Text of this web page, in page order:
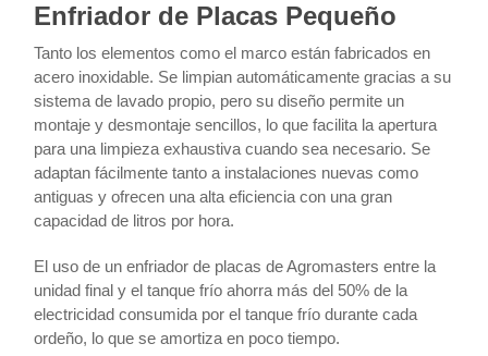
Enfriador de Placas Pequeño
Tanto los elementos como el marco están fabricados en
acero inoxidable. Se limpian automáticamente gracias a su
sistema de lavado propio, pero su diseño permite un
montaje y desmontaje sencillos, lo que facilita la apertura
para una limpieza exhaustiva cuando sea necesario. Se
adaptan fácilmente tanto a instalaciones nuevas como
antiguas y ofrecen una alta eficiencia con una gran
capacidad de litros por hora.
El uso de un enfriador de placas de Agromasters entre la
unidad final y el tanque frío ahorra más del 50% de la
electricidad consumida por el tanque frío durante cada
ordeño, lo que se amortiza en poco tiempo.